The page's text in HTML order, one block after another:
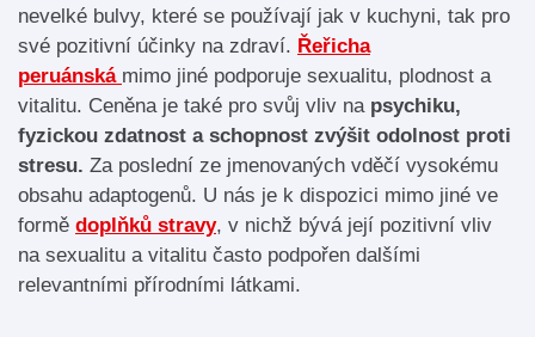
nevelké bulvy, které se používají jak v kuchyni, tak pro
své pozitivní účinky na zdraví. Řeřicha
peruánská mimo jiné podporuje sexualitu, plodnost a
vitalitu. Ceněna je také pro svůj vliv na psychiku,
fyzickou zdatnost a schopnost zvýšit odolnost proti
stresu. Za poslední ze jmenovaných vděčí vysokému
obsahu adaptogenů. U nás je k dispozici mimo jiné ve
formě doplňků stravy, v nichž bývá její pozitivní vliv
na sexualitu a vitalitu často podpořen dalšími
relevantními přírodními látkami.